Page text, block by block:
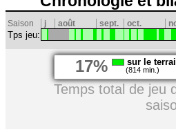
Saison j août sept. oct.
Tps jeu:
17% sur le
(814 min.)
Temps total de jeu